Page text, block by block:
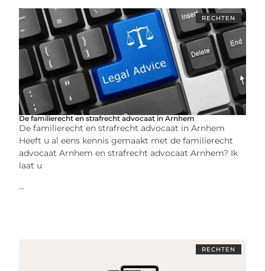
RECHTEN
De familierecht en strafrecht advocaat in Arnhem
De familierecht en strafrecht advocaat in Arnhem
Heeft u al eens kennis gemaakt met de familierecht
advocaat Arnhem en strafrecht advocaat Arnhem? Ik
laat u
...
RECHTEN